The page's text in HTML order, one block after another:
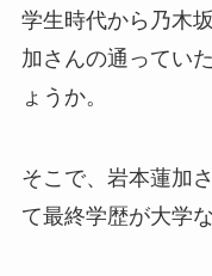
学生時代から乃木
加さんの通ってい
ょうか。
そこで、岩本蓮加
て最終学歴が大学